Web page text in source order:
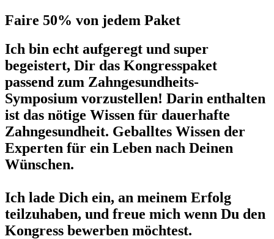
Faire 50% von jedem Paket
Ich bin echt aufgeregt und super
begeistert, Dir das Kongresspaket
passend zum Zahngesundheits-
Symposium vorzustellen! Darin enthalten
ist das nötige Wissen für dauerhafte
Zahngesundheit. Geballtes Wissen der
Experten für ein Leben nach Deinen
Wünschen.
Ich lade Dich ein, an meinem Erfolg
teilzuhaben, und freue mich wenn Du den
Kongress bewerben möchtest.